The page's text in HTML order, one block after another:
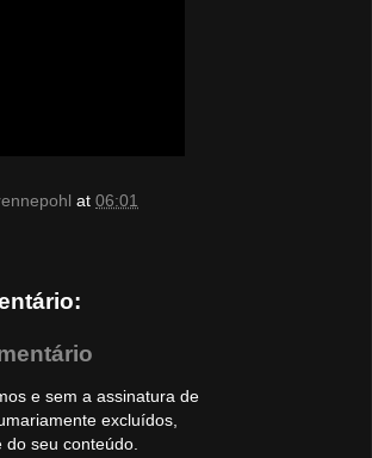
at 06:01
e sem a assinatura de
excluídos,
seu conteúdo.